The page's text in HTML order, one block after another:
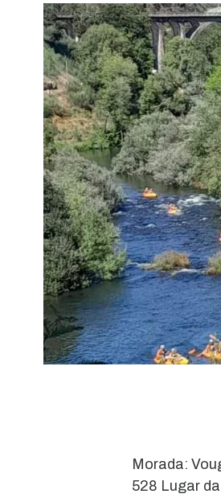
Morada:
528 Lugar